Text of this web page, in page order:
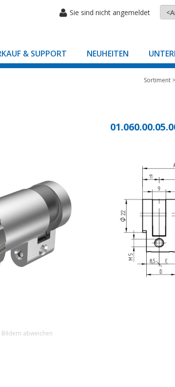
Sie sind nicht angemeldet
& SUPPORT NEUHEITEN
Sortiment >
abweichen